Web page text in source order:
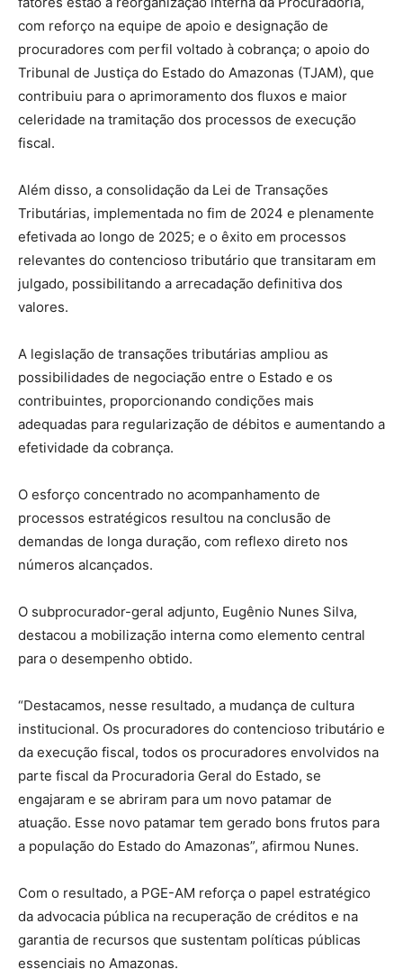
com reforço na equipe de apoio e designação de
procuradores com perfil voltado à cobrança; o apoio do
Tribunal de Justiça do Estado do Amazonas (TJAM), que
contribuiu para o aprimoramento dos fluxos e maior
celeridade na tramitação dos processos de execução
fiscal.
Além disso, a consolidação da Lei de Transações
Tributárias, implementada no fim de 2024 e plenamente
efetivada ao longo de 2025; e o êxito em processos
relevantes do contencioso tributário que transitaram em
julgado, possibilitando a arrecadação definitiva dos
valores.
A legislação de transações tributárias ampliou as
possibilidades de negociação entre o Estado e os
contribuintes, proporcionando condições mais
adequadas para regularização de débitos e aumentando a
efetividade da cobrança.
O esforço concentrado no acompanhamento de
processos estratégicos resultou na conclusão de
demandas de longa duração, com reflexo direto nos
números alcançados.
O subprocurador-geral adjunto, Eugênio Nunes Silva,
destacou a mobilização interna como elemento central
para o desempenho obtido.
“Destacamos, nesse resultado, a mudança de cultura
institucional. Os procuradores do contencioso tributário e
da execução fiscal, todos os procuradores envolvidos na
parte fiscal da Procuradoria Geral do Estado, se
engajaram e se abriram para um novo patamar de
atuação. Esse novo patamar tem gerado bons frutos para
a população do Estado do Amazonas”, afirmou Nunes.
Com o resultado, a PGE-AM reforça o papel estratégico
da advocacia pública na recuperação de créditos e na
garantia de recursos que sustentam políticas públicas
essenciais no Amazonas.